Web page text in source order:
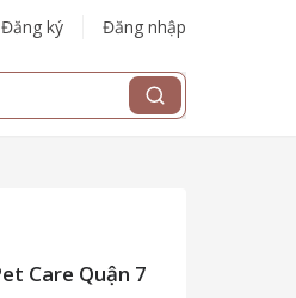
Đăng ký Đăng nhập
Care Quận 7